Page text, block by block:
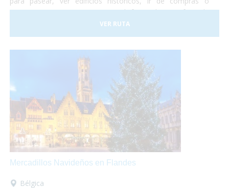
sentarte en una terraza mientras disfrutas de un gofre o de
VER RUTA
Mercadillos Navideños en Flandes
Bélgica